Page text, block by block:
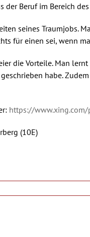
der Beruf im Bereich
seines Traumjobs.
für einen sei, wenn
die Vorteile. Man
habe.
https://www.xing.com/
(10E)